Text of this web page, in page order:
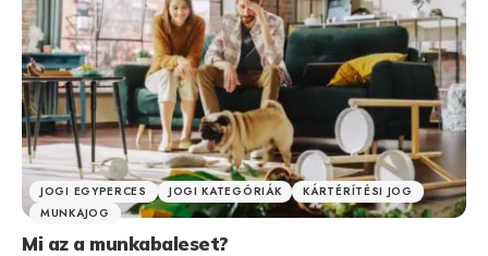
JOGI EGYPERCES JOGI KATEGÓRIÁK
KÁRTÉRÍTÉSI JOG
MUNKAJOG
Mi az a munkabaleset?